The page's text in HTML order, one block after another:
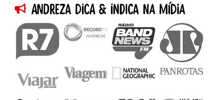
Andreza dica & indica na Mídia